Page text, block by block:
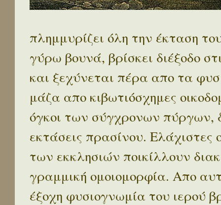
πλημμυρίζει όλη την έκταση
γύρω βουνά, βρίσκει διέξοδο
και ξεχύνεται πέρα απο τα
μάζα απο κιβωτιόσχημες
όγκοι των σύγχρονων πύργων,
εκτάσεις πρασίνου.
των εκκλησιών ποικίλλουν
γραμμική ομοιομορφία. Απο
έξοχη φυσιογνωμία του ιερού